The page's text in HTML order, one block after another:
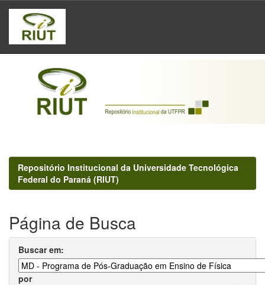
Skip
navigation
Repositório Institucional da Universidade Tecnológica
Federal do Paraná (RIUT)
Página de Busca
Buscar em:
por